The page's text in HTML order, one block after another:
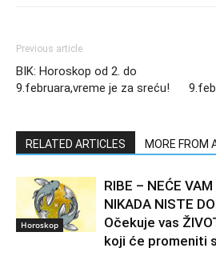
Previous article
BIK: Horoskop od 2. do
9.februara,vreme je za sreću!
RELATED ARTICLES MORE FROM
Horoskop
RIBE – NEĆE
NIKADA NISTE
Očekuje vas
koji će promeniti